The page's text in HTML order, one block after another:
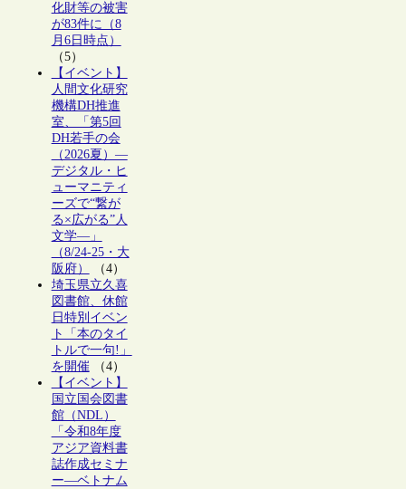
化財等の被害
が83件に（8
月6日時点）
（5）
【イベント】
人間文化研究
機構DH推進
室、「第5回
DH若手の会
（2026夏）―
デジタル・ヒ
ューマニティ
ーズで“繋が
る×広がる”人
文学―」
（8/24-25・大
阪府）
（4）
埼玉県立久喜
図書館、休館
日特別イベン
ト「本のタイ
トルで一句!」
を開催（4）
【イベント】
国立国会図書
館（NDL）
「令和8年度
アジア資料書
誌作成セミナ
ー―ベトナム